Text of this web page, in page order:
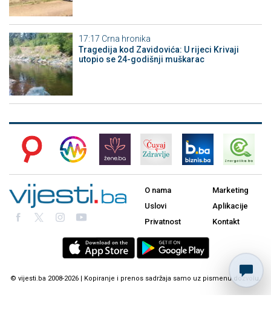
17:17 Crna hronika
Tragedija kod Zavidovića: U rijeci Krivaji
utopio se 24-godišnji muškarac
O nama
Uslovi
Privatnost
Marketing
Aplikacije
Kontakt
© vijesti.ba 2008-2026 | Kopiranje i prenos sadržaja samo uz pismenu dozvolu.